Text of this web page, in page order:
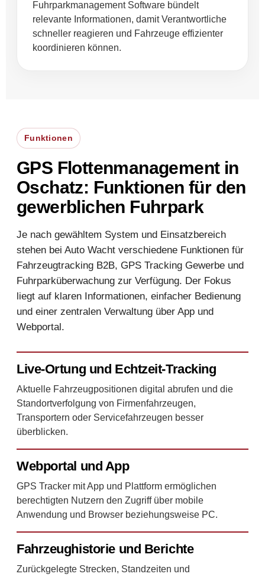
Fuhrparkmanagement Software bündelt
relevante Informationen, damit Verantwortliche
schneller reagieren und Fahrzeuge effizienter
koordinieren können.
Funktionen
GPS Flottenmanagement in
Oschatz: Funktionen für den
gewerblichen Fuhrpark
Je nach gewähltem System und Einsatzbereich
stehen bei Auto Wacht verschiedene Funktionen für
Fahrzeugtracking B2B, GPS Tracking Gewerbe und
Fuhrparküberwachung zur Verfügung. Der Fokus
liegt auf klaren Informationen, einfacher Bedienung
und einer zentralen Verwaltung über App und
Webportal.
Live-Ortung und Echtzeit-Tracking
Aktuelle Fahrzeugpositionen digital abrufen und die
Standortverfolgung von Firmenfahrzeugen,
Transportern oder Servicefahrzeugen besser
überblicken.
Webportal und App
GPS Tracker mit App und Plattform ermöglichen
berechtigten Nutzern den Zugriff über mobile
Anwendung und Browser beziehungsweise PC.
Fahrzeughistorie und Berichte
Zurückgelegte Strecken, Standzeiten und